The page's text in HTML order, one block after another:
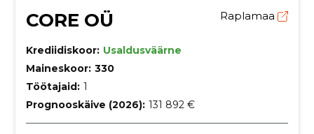
CORE OÜ Raplamaa
Krediidiskoor: Usaldusväärne
Maineskoor: 330
Töötajaid: 1
Prognooskäive (2026): 131 892 €